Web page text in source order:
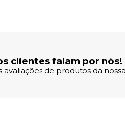
clientes falam por nós!
avaliações de produtos da